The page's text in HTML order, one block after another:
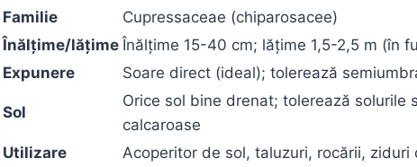
Familie
Cupressaceae (chiparosacee)
Înălțime/lățime Înălțime 15-40 cm; lățime 1,5-2,5 m (în
Expunere
Soare direct (ideal); tolerează
Sol
Orice sol bine drenat; tolerează solurile
calcaroase
Utilizare
Acoperitor de sol, taluzuri, rocării, ziduri